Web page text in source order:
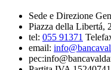
Sede e Direzione
Piazza della Libertá,
tel: 055 91371
email: